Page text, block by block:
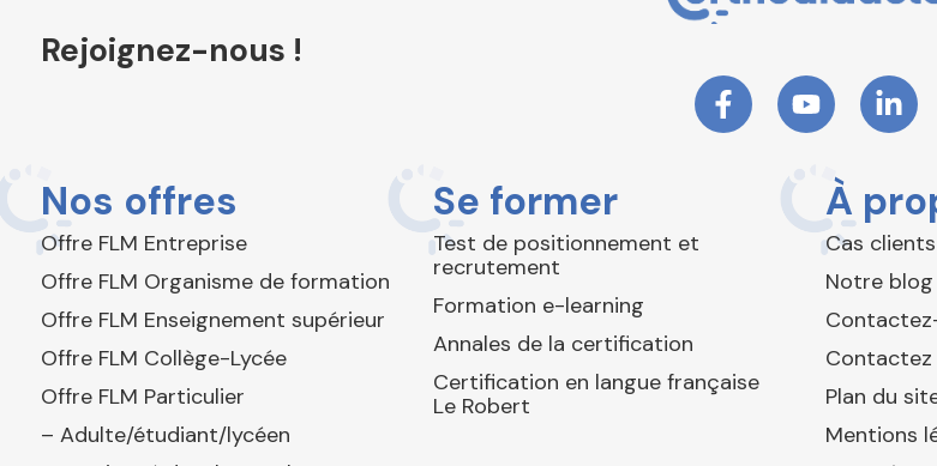
Rejoignez-nous !
Nos offres
Offre FLM Entreprise
Offre FLM Organisme de formation
Offre FLM Enseignement supérieur
Offre FLM Collège-Lycée
Offre FLM Particulier
– Adulte/étudiant/lycéen
Se former
Test de positionnement et
recrutement
Formation e-learning
Annales de la certification
Certification en langue française
Le Robert
À
Cas clients
Notre blog
Contactez
Plan du
Mentions